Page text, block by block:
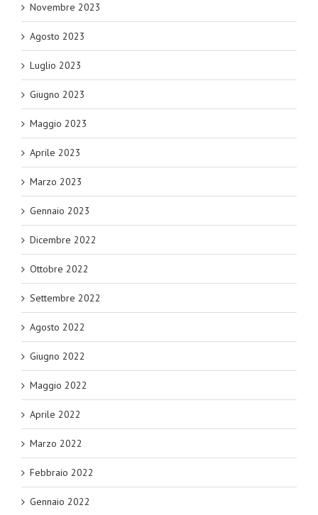
Novembre 2023
Agosto 2023
Luglio 2023
Giugno 2023
Maggio 2023
Aprile 2023
Marzo 2023
Gennaio 2023
Dicembre 2022
Ottobre 2022
Settembre 2022
Agosto 2022
Giugno 2022
Maggio 2022
Aprile 2022
Marzo 2022
Febbraio 2022
Gennaio 2022